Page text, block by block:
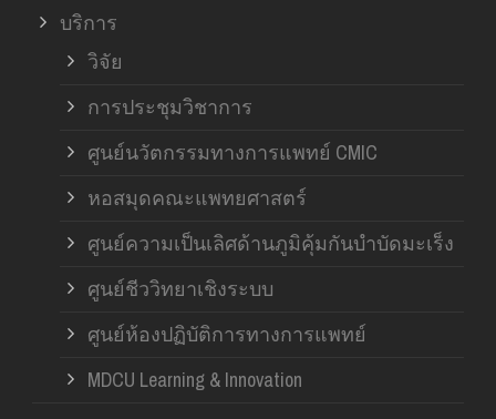
บริการ
วิจัย
การประชุมวิชาการ
ศูนย์นวัตกรรมทางการแพทย์ CMIC
หอสมุดคณะแพทยศาสตร์
ศูนย์ความเป็นเลิศด้านภูมิคุ้มกันบำบัดมะเร็ง
ศูนย์ชีววิทยาเชิงระบบ
ศูนย์ห้องปฏิบัติการทางการแพทย์
MDCU Learning & Innovation